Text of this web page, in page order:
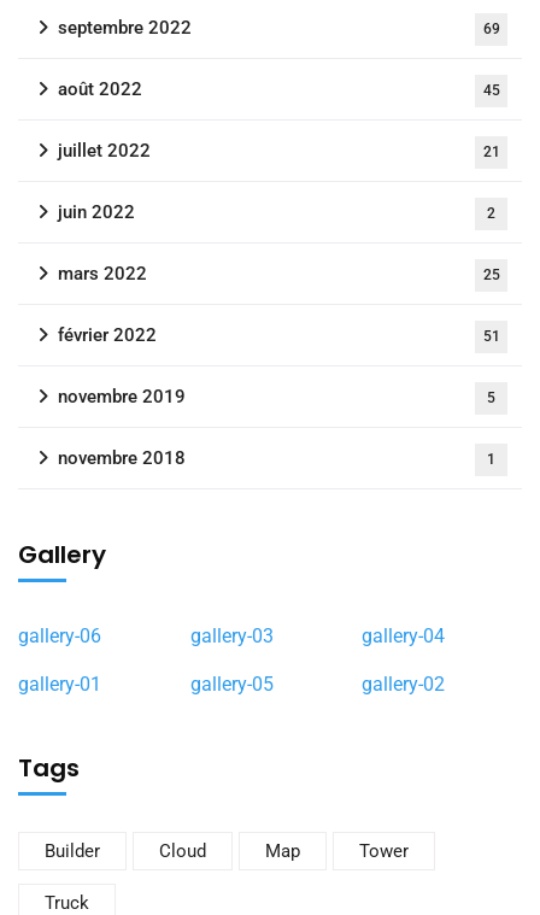
septembre 2022 69
août 2022 45
juillet 2022 21
juin 2022 2
mars 2022 25
février 2022 51
novembre 2019 5
novembre 2018 1
Gallery
gallery-06 gallery-03 gallery-04
gallery-01 gallery-05 gallery-02
Tags
Builder Cloud Map Tower
Truck